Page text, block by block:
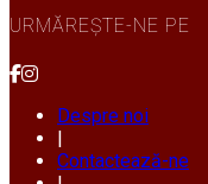
URMĂREȘTE-NE PE
Despre noi
|
Contactează-ne